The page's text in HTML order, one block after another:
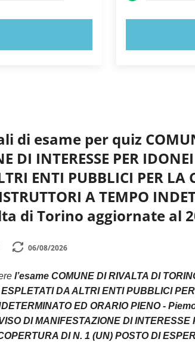
di esame per quiz
DI INTERESSE PER
ENTI PUBBLICI PER
A TEMPO
di Torino aggiornate al
06/08/2026
l’esame COMUNE DI RIVALTA DI
DA ALTRI ENTI PUBBLICI
ED ORARIO PIENO -
DI MANIFESTAZIONE DI
DI N. 1 (UN) POSTO DI